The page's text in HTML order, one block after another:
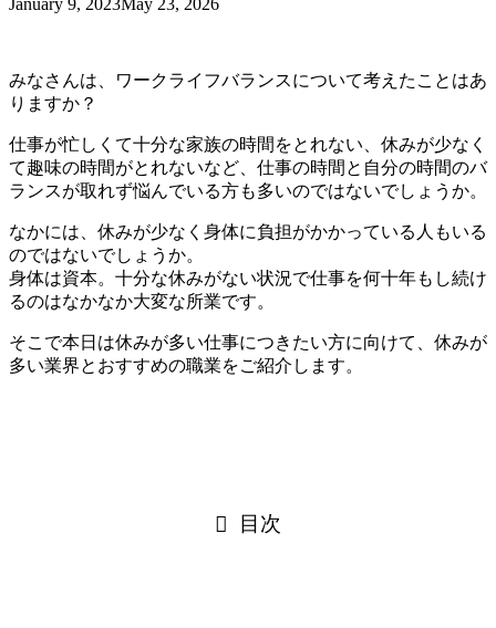
みなさんは、ワークライフバランスについて考えたことはあ
りますか？
仕事が忙しくて十分な家族の時間をとれない、休みが少なく
て趣味の時間がとれないなど、仕事の時間と自分の時間のバ
ランスが取れず悩んでいる方も多いのではないでしょうか。
なかには、休みが少なく身体に負担がかかっている人もいる
のではないでしょうか。
身体は資本。十分な休みがない状況で仕事を何十年もし続け
るのはなかなか大変な所業です。
そこで本日は休みが多い仕事につきたい方に向けて、休みが
多い業界とおすすめの職業をご紹介します。
目次